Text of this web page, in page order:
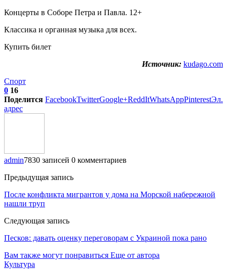
Концерты в Соборе Петра и Павла. 12+
Классика и органная музыка для всех.
Купить билет
Источник: kudago.com
Спорт
0 16
Поделится FacebookTwitterGoogle+ReddItWhatsAppPinterestЭл.
адрес
admin7830 записей 0 комментариев
Предыдущая запись
После конфликта мигрантов у дома на Морской набережной
нашли труп
Следующая запись
Песков: давать оценку переговорам с Украиной пока рано
Вам также могут понравиться Еще от автора
Культура